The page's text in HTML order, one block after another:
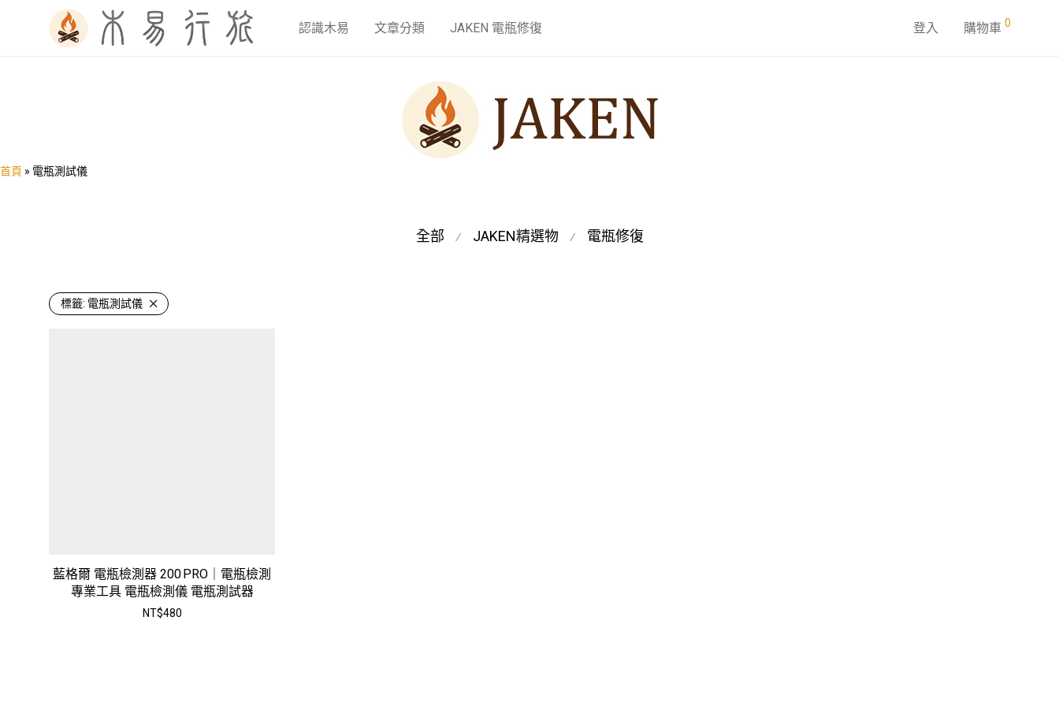
認識木易 文章分類 JAKEN 電瓶修復 登入 購物車 0
首頁 » 電瓶測試儀
全部 ⁄ JAKEN精選物 ⁄ 電瓶修復
標籤: 電瓶測試儀
藍格爾 電瓶檢測器 200 PRO｜電瓶檢測
專業工具 電瓶檢測儀 電瓶測試器
NT$480